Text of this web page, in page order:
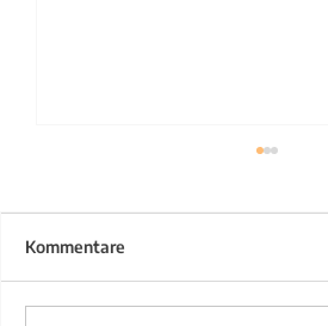
Kommentare